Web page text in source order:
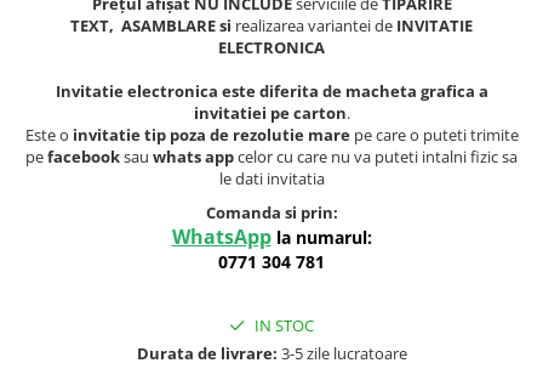
TEXT, ASAMBLARE si realizarea variantei de INVITATIE
ELECTRONICA
Invitatie electronica este diferita de macheta grafica a
invitatiei pe carton.
Este o invitatie tip poza de rezolutie mare pe care o puteti trimite
pefacebooksau whats appcelor cu care nu va puteti intalni fizic sa
le dati invitatia
Comanda si prin:
WhatsApp la numarul:
0771 304 781
IN STOC
Durata de livrare: 3-5 zile lucratoare